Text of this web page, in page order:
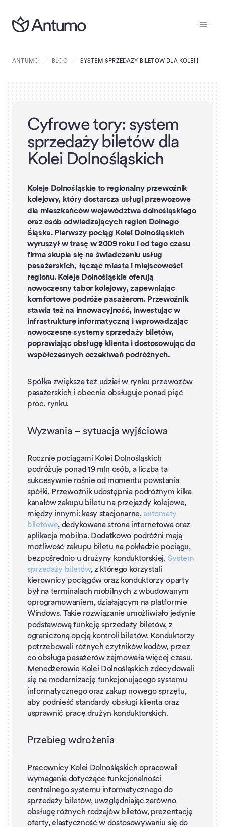
ANTUMO BLOG SYSTEM SPRZEDAŻY BILETÓW DLA KOLEI
Cyfrowetory: system
sprzedaży bil etów d a
Kol ei Do nośl ąskich
Koleje Dolnośląskie to regionalny przewoźnik
kolejowy, który dostarcza usługi przewozowe
dla mieszkańców województwa dolnośląskiego
oraz osób odwiedzających region Dolnego
Śląska. Pierwszy pociąg Kolei Dolnośląskich
wyruszył w trasę w 2009 roku i od tego czasu
firma skupia się na świadczeniu usług
pasażerskich, łącząc miasta i miejscowości
regionu. Koleje Dolnośląskie oferują
nowoczesny tabor kolejowy, zapewniając
komfortowe podróże pasażerom. Przewoźnik
stawia też na innowacyjność, inwestując w
infrastrukturę informatyczną i wprowadzając
nowoczesne systemy sprzedaży biletów,
poprawiając obsługę klienta i dostosowując do
współczesnych oczekiwań podróżnych.
Spółka zwiększa też udział w rynku przewozów
pasażerskich i obecnie obsługuje ponad pięć
proc. rynku.
Wyzwania – sytuacja wyjściowa
Rocznie pociągami Kolei Dolnośląskich
podróżuje ponad 19 mln osób, a liczba ta
sukcesywnie rośnie od momentu powstania
spółki. Przewoźnik udostępnia podróżnym kilka
kanałów zakupu biletu na przejazdy kolejowe,
między innymi: kasy stacjonarne,automaty
biletowe, dedykowana strona internetowa oraz
aplikacja mobilna. Dodatkowo podróżni mają
możliwość zakupu biletu na pokładzie pociągu,
bezpośrednio u drużyny konduktorskiej. System
sprzedaży biletów, z którego korzystali
kierownicy pociągów oraz konduktorzy oparty
był na terminalach mobilnych z wbudowanym
oprogramowaniem, działającym na platformie
Windows. Takie rozwiązanie umożliwiało jedynie
podstawową funkcję sprzedaży biletów, z
ograniczoną opcją kontroli biletów. Konduktorzy
potrzebowali różnych czytników kodów, przez
co obsługa pasażerów zajmowała więcej czasu.
Menedżerowie Kolei Dolnośląskich zdecydowali
się na modernizację funkcjonującego systemu
informatycznego oraz zakup nowego sprzętu,
aby podnieść standardy obsługi klienta oraz
usprawnić pracę drużyn konduktorskich.
Przebieg wdrożenia
Pracownicy Kolei Dolnośląskich opracowali
wymagania dotyczące funkcjonalności
centralnego systemu informatycznego do
sprzedaży biletów, uwzględniając zarówno
obsługę różnych rodzajów biletów, prezentację
oferty, elastyczność w dostosowywaniu się do